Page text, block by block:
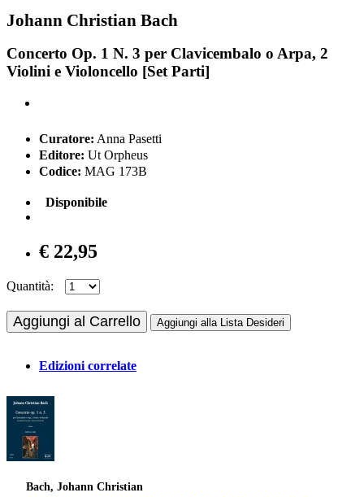
Johann Christian Bach
Concerto Op. 1 N. 3 per Clavicembalo o Arpa, 2
Violini e Violoncello [Set Parti]
Curatore: Anna Pasetti
Editore: Ut Orpheus
Codice: MAG 173B
Disponibile
€ 22,95
Quantità:
Aggiungi al Carrello Aggiungi alla Lista Desideri
Edizioni correlate
Bach, Johann Christian